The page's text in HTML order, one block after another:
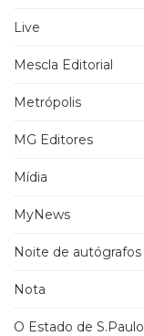
Live
Mescla Editorial
Metrópolis
MG Editores
Mídia
MyNews
Noite de autógrafos
Nota
O Estado de S.Paulo